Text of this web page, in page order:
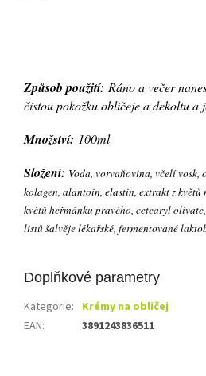
Způsob použití: Ráno a večer
čistou pokožku obličeje a dekoltu a
Množství: 100ml
Složení: Voda, vorvaňovina, včelí vosk,
kolagen, alantoin, elastin, extrakt z květů
květů heřmánku pravého, cetearyl
listů šalvěje lékařské, fermentované
Doplňkové parametry
Kategorie: Krémy na obličej
EAN: 3891243836511